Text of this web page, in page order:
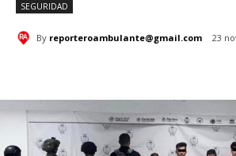
SEGURIDAD
By reporteroambulante@gmail.com 23